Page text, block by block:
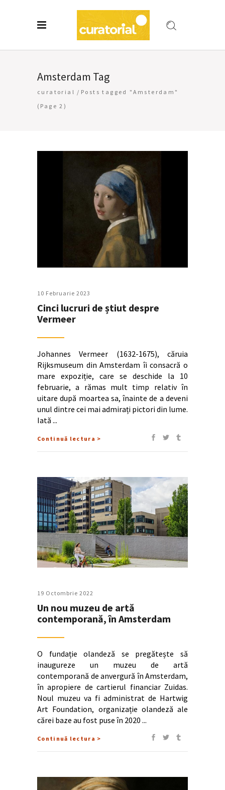
Amsterdam Tag
curatorial / Posts tagged "Amsterdam"
(Page 2)
10 Februarie 2023
Cinci lucruri de știut despre
Vermeer
Johannes Vermeer (1632-1675), căruia
Rijksmuseum din Amsterdam îi consacră o
mare expoziție, care se deschide la 10
februarie, a rămas mult timp relativ în
uitare după moartea sa, înainte de a deveni
unul dintre cei mai admirați pictori din lume.
Iată
Continuă lectura >
19 Octombrie 2022
Un nou muzeu de artă
contemporană, în Amsterdam
O fundație olandeză se pregătește să
inaugureze un muzeu de artă
contemporană de anvergură în Amsterdam,
în apropiere de cartierul financiar Zuidas.
Noul muzeu va fi administrat de Hartwig
Art Foundation, organizație olandeză ale
cărei baze au fost puse în 2020
Continuă lectura >